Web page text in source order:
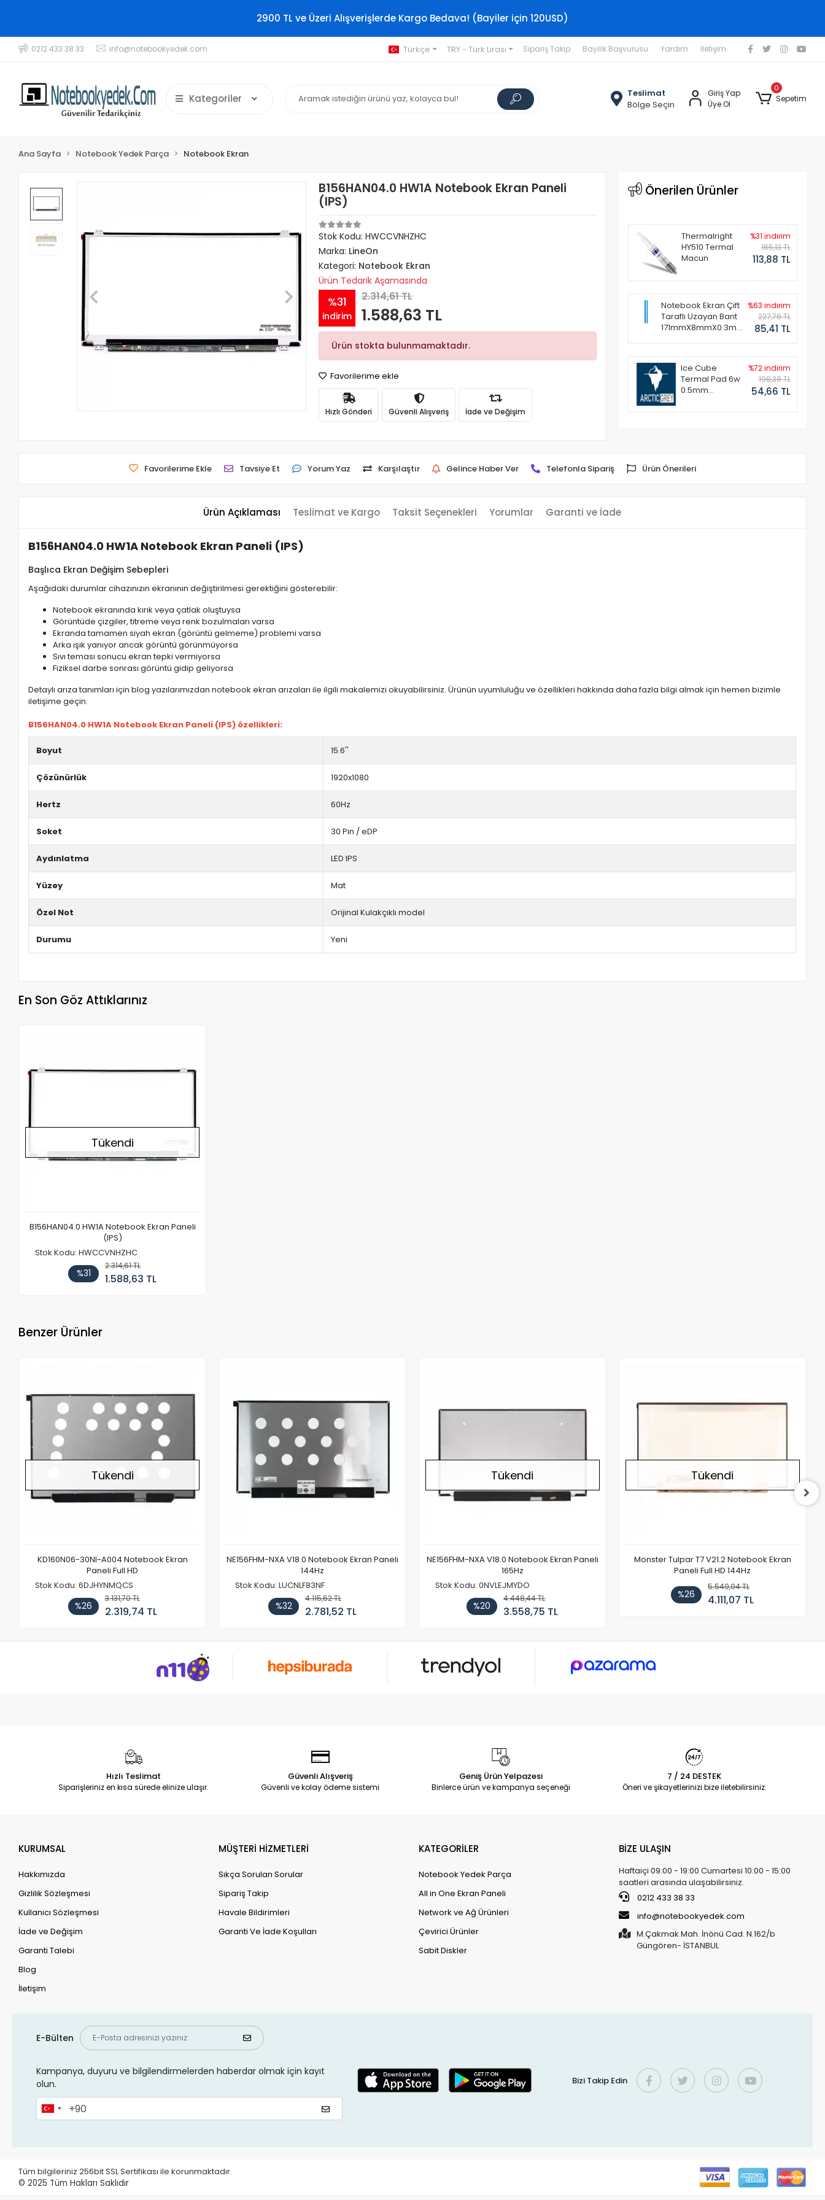
2900 TL ve Üzeri Alışverişlerde Kargo Bedava! (Bayiler için 120USD)
0212 433 38 33 info@notebookyedek.com Türkçe TRY - Türk Lirası Sipariş Takip Bayilik Başvurusu Yardım İletişim
Kategoriler
Teslimat
Bölge Seçin
Giriş Yap
Üye Ol
0
Sepetim
Ana Sayfa Notebook Yedek Parça Notebook Ekran
B156HAN04.0 HW1A Notebook Ekran Paneli
(IPS)
Stok Kodu: HWCCVNHZHC
Marka: LineOn
Kategori: Notebook Ekran
Ürün Tedarik Aşamasında
%31
indirim
2.314,61 TL
1.588,63 TL
Ürün stokta bulunmamaktadır.
Favorilerime ekle
Hızlı Gönderi Güvenli Alışveriş İade ve Değişim
Önerilen Ürünler
Thermalright
HY510 Termal
Macun
%31 indirim
165,13 TL
113,88 TL
Notebook Ekran Çift
Taraflı Uzayan Bant
171mmX8mmX0.3mm
%63 indirim
227,76 TL
85,41 TL
Ice Cube
Termal Pad 6w
0.5mm
%72 indirim
198,38 TL
54,66 TL
Favorilerime Ekle Tavsiye Et Yorum Yaz Karşılaştır Gelince Haber Ver Telefonla Sipariş Ürün Önerileri
Ürün Açıklaması Teslimat ve Kargo Taksit Seçenekleri Yorumlar Garanti ve İade
B156HAN04.0 HW1A Notebook Ekran Paneli (IPS)
Başlıca Ekran Değişim Sebepleri
Aşağıdaki durumlar cihazınızın ekranının değiştirilmesi gerektiğini gösterebilir:
Notebook ekranında kırık veya çatlak oluştuysa
Görüntüde çizgiler, titreme veya renk bozulmaları varsa
Ekranda tamamen siyah ekran (görüntü gelmeme) problemi varsa
Arka ışık yanıyor ancak görüntü görünmüyorsa
Sıvı teması sonucu ekran tepki vermiyorsa
Fiziksel darbe sonrası görüntü gidip geliyorsa
Detaylı arıza tanımları için blog yazılarımızdan notebook ekran arızaları ile ilgili makalemizi okuyabilirsiniz. Ürünün uyumluluğu ve özellikleri hakkında daha fazla bilgi almak için hemen bizimle
iletişime geçin.
B156HAN04.0 HW1A Notebook Ekran Paneli (IPS) özellikleri:
Boyut 15.6''
Çözünürlük 1920x1080
Hertz 60Hz
Soket 30 Pin / eDP
Aydınlatma LED IPS
Yüzey Mat
Özel Not Orijinal Kulakçıklı model
Durumu Yeni
En Son Göz Attıklarınız
Tükendi
B156HAN04.0 HW1A Notebook Ekran Paneli
(IPS)
Stok Kodu: HWCCVNHZHC
%31
2.314,61 TL
1.588,63 TL
Benzer Ürünler
Tükendi
KD160N06-30NI-A004 Notebook Ekran
Paneli Full HD
Stok Kodu: 6DJHYNMQCS
%26
3.131,70 TL
2.319,74 TL
NE156FHM-NXA V18.0 Notebook Ekran Paneli
144Hz
Stok Kodu: LUCNLF83NF
%32
4.115,62 TL
2.781,52 TL
Tükendi
NE156FHM-NXA V18.0 Notebook Ekran Paneli
165Hz
Stok Kodu: 0NVLEJMYDO
%20
4.448,44 TL
3.558,75 TL
Tükendi
Monster Tulpar T7 V21.2 Notebook Ekran
Paneli Full HD 144Hz
%26
5.549,94 TL
4.111,07 TL
Hızlı Teslimat
Siparişleriniz en kısa sürede elinize ulaşır.
Güvenli Alışveriş
Güvenli ve kolay ödeme sistemi
Geniş Ürün Yelpazesi
Binlerce ürün ve kampanya seçeneği
7 / 24 DESTEK
Öneri ve şikayetlerinizi bize iletebilirsiniz.
KURUMSAL
Hakkımızda
Gizlilik Sözleşmesi
Kullanıcı Sözleşmesi
İade ve Değişim
Garanti Talebi
Blog
İletişim
MÜŞTERİ HİZMETLERİ
Sıkça Sorulan Sorular
Sipariş Takip
Havale Bildirimleri
Garanti Ve İade Koşulları
KATEGORİLER
Notebook Yedek Parça
All in One Ekran Paneli
Network ve Ağ Ürünleri
Çevirici Ürünler
Sabit Diskler
BİZE ULAŞIN
Haftaiçi 09:00 - 19:00 Cumartesi 10:00 - 15:00
saatleri arasında ulaşabilirsiniz.
0212 433 38 33
info@notebookyedek.com
M.Çakmak Mah. İnönü Cad. N.162/b
Güngören- İSTANBUL
E-Bülten
Kampanya, duyuru ve bilgilendirmelerden haberdar olmak için kayıt
olun.
Bizi Takip Edin
Tüm bilgileriniz 256bit SSL Sertifikası ile korunmaktadır.
© 2025 Tüm Hakları Saklıdır